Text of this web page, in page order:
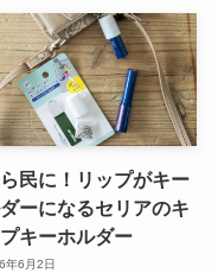
民に！リップがキー
ーになるセリアのキ
キーホルダー
年6月2日